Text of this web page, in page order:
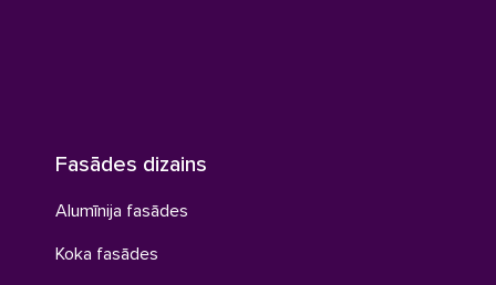
Fasādes dizains
Alumīnija fasādes
Koka fasādes